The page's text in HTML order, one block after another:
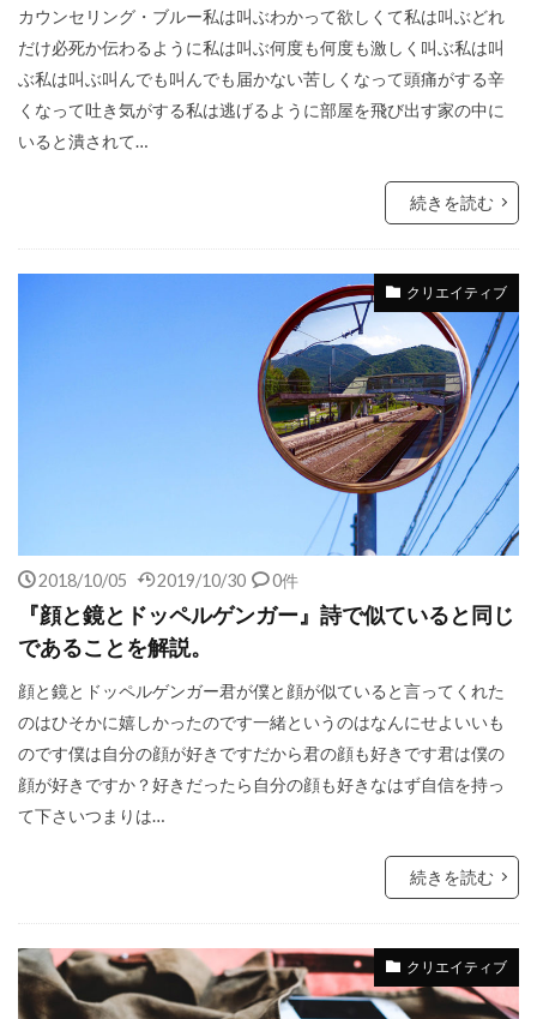
カウンセリング・ブルー私は叫ぶわかって欲しくて私は叫ぶどれ
だけ必死か伝わるように私は叫ぶ何度も何度も激しく叫ぶ私は叫
ぶ私は叫ぶ叫んでも叫んでも届かない苦しくなって頭痛がする辛
くなって吐き気がする私は逃げるように部屋を飛び出す家の中に
いると潰されて…
続きを読む
クリエイティブ
2018/10/05 2019/10/30 0件
『顔と鏡とドッペルゲンガー』詩で似ていると同じ
であることを解説。
顔と鏡とドッペルゲンガー君が僕と顔が似ていると言ってくれた
のはひそかに嬉しかったのです一緒というのはなんにせよいいも
のです僕は自分の顔が好きですだから君の顔も好きです君は僕の
顔が好きですか？好きだったら自分の顔も好きなはず自信を持っ
て下さいつまりは…
続きを読む
クリエイティブ